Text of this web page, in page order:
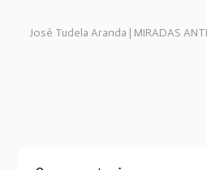
José Tudela Aranda | MIRADAS